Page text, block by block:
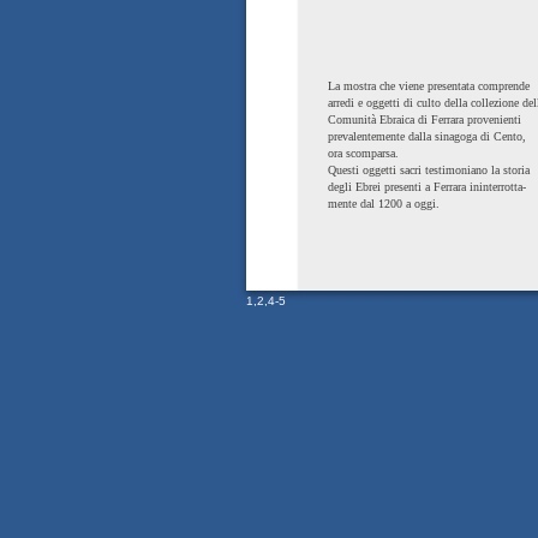
La mostra che viene presentata comprende
arredi e oggetti di culto della collezione
Comunità Ebraica di Ferrara provenienti
prevalentemente dalla sinagoga di Cento,
ora scomparsa.
Questi oggetti sacri testimoniano la storia
degli Ebrei presenti a Ferrara ininterrotta-
mente dal 1200 a oggi.
1 2 4-5